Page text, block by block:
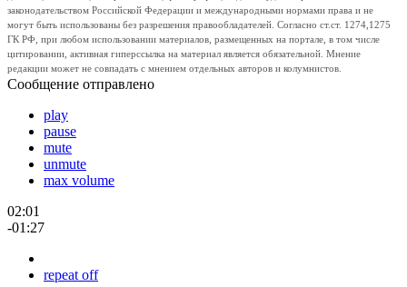
законодательством Российской Федерации и международными нормами права и не
могут быть использованы без разрешения правообладателей. Согласно ст.ст. 1274,1275
ГК РФ, при любом использовании материалов, размещенных на портале, в том числе
цитировании, активная гиперссылка на материал является обязательной. Мнение
редакции может не совпадать с мнением отдельных авторов и колумнистов.
Сообщение отправлено
play
pause
mute
unmute
max volume
02:01
-01:27
repeat off